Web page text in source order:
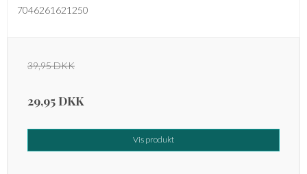
7046261621250
39,95 DKK
29,95 DKK
Vis produkt